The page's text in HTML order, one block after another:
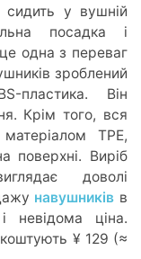
сидить у вушній
посадка і
одна з переваг
зроблений
пластика. Він
Крім того, вся
TPE,
поверхні. Виріб
доволі
навушників в
невідома ціна.
¥ 129 (≈